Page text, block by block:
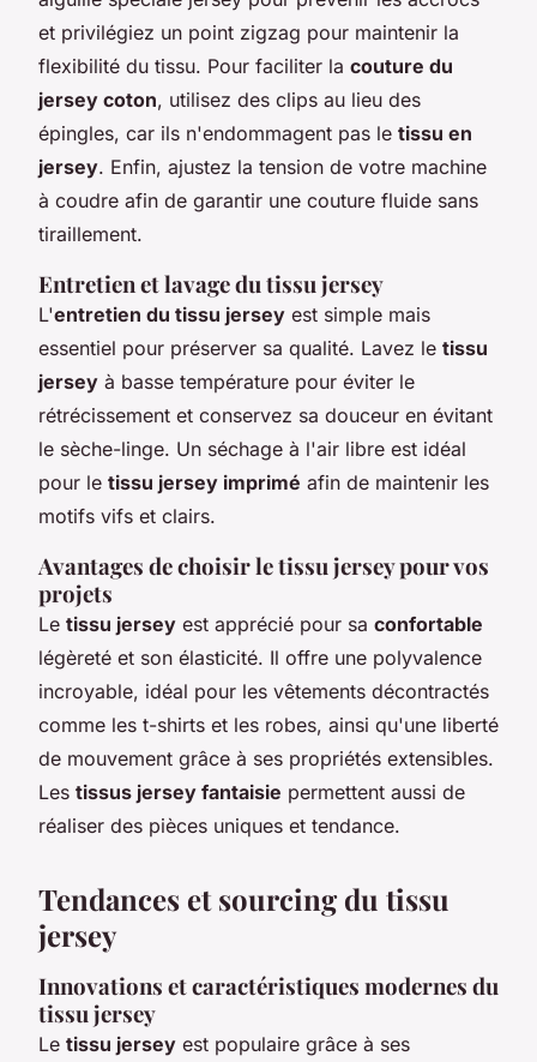
et privilégiez un point zigzag pour maintenir la
flexibilité du tissu. Pour faciliter la couture du
jersey coton, utilisez des clips au lieu des
épingles, car ils n'endommagent pas le tissu en
jersey. Enfin, ajustez la tension de votre machine
à coudre afin de garantir une couture fluide sans
tiraillement.
Entretien et lavage du tissu jersey
L'entretien du tissu jersey est simple mais
essentiel pour préserver sa qualité. Lavez le tissu
jersey à basse température pour éviter le
rétrécissement et conservez sa douceur en évitant
le sèche-linge. Un séchage à l'air libre est idéal
pour le tissu jersey imprimé afin de maintenir les
motifs vifs et clairs.
Avantages de choisir le tissu jersey pour vos
projets
Le tissu jersey est apprécié pour sa confortable
légèreté et son élasticité. Il offre une polyvalence
incroyable, idéal pour les vêtements décontractés
comme les t-shirts et les robes, ainsi qu'une liberté
de mouvement grâce à ses propriétés extensibles.
Les tissus jersey fantaisie permettent aussi de
réaliser des pièces uniques et tendance.
Tendances et sourcing du tissu
jersey
Innovations et caractéristiques modernes du
tissu jersey
Le tissu jersey est populaire grâce à ses